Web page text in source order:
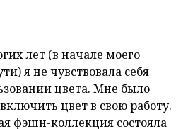
лет (в начале моего
я не чувствовала себя
цвета. Мне было
цвет в свою работу.
фэшн-коллекция состояла